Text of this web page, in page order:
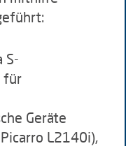
S-
für
Geräte
L2140i),